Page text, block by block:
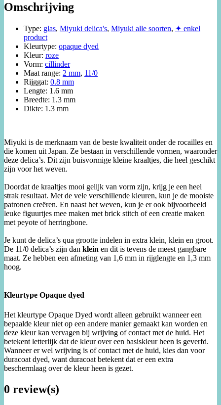
Omschrijving
Type: glas, Miyuki delica's, Miyuki alle soorten, ✦ enkel
product
Kleurtype: opaque dyed
Kleur: roze
Vorm: cillinder
Maat range: 2 mm, 11/0
Rijggat: 0.8 mm
Lengte: 1.6 mm
Breedte: 1.3 mm
Dikte: 1.3 mm
Miyuki is de merknaam van de beste kwaliteit onder de rocailles en
die komen uit Japan. Ze bestaan in verschillende vormen, waaronder
deze delica’s. Dit zijn buisvormige kleine kraaltjes, die heel geschikt
zijn voor het weven.
Doordat de kraaltjes mooi gelijk van vorm zijn, krijg je een heel
strak resultaat. Met de vele verschillende kleuren, kun je de mooiste
patronen creëren. En naast het weven, kun je er ook bijvoorbeeld
leuke figuurtjes mee maken met brick stitch of een creatie maken
met peyote of herringbone.
Je kunt de delica’s qua grootte indelen in extra klein, klein en groot.
De 11/0 delica’s zijn dan klein en dit is tevens de meest gangbare
maat. Ze hebben een afmeting van 1,6 mm in rijglengte en 1,3 mm
hoog.
Kleurtype Opaque dyed
Het kleurtype Opaque Dyed wordt alleen gebruikt wanneer een
bepaalde kleur niet op een andere manier gemaakt kan worden en
deze kleur kan vervagen bij wrijving of contact met de huid. Het
betekent letterlijk dat de kleur over een basiskleur heen is geverfd.
Wanneer er wel wrijving is of contact met de huid, kies dan voor
duracoat dyed, want duracoat betekent dat er een extra
beschermlaag over de kleur heen is gezet.
0 review(s)